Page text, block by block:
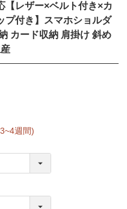
【レザー×ベルト付き×カ
プ付き】スマホショルダ
カード収納 肩掛け 斜め
週間)